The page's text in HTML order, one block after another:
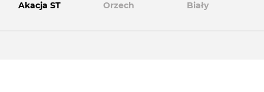
Akacja ST Orzech Biały